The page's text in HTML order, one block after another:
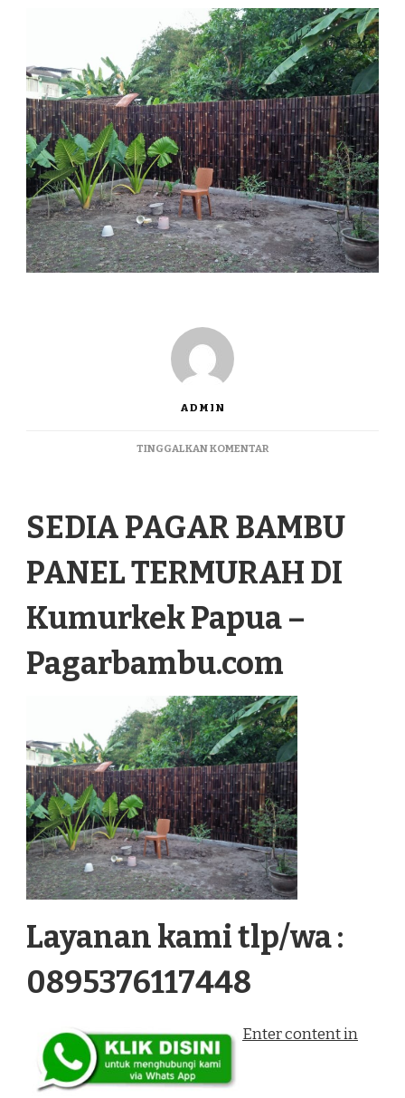
ADMIN
TINGGALKAN KOMENTARPADA
PANEL
TERMURAH
KUMURKEK
PAPUA
SEDIA PAGAR BAMBU
PANEL TERMURAH DI
Kumurkek Papua –
Pagarbambu.com
Layanan kami tlp/wa :
0895376117448
Enter content in